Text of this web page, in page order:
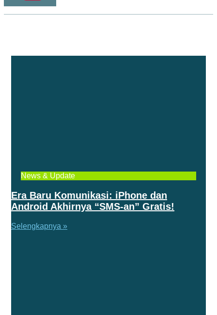
News & Update
Era Baru Komunikasi: iPhone dan
Android Akhirnya “SMS-an” Gratis!
Selengkapnya »